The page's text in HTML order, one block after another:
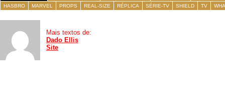
HASBRO
MARVEL PROPS REAL-SIZE RÉPLICA SÉRIE-TV SHIELD TV
Mais textos de:
Dado Ellis
Site